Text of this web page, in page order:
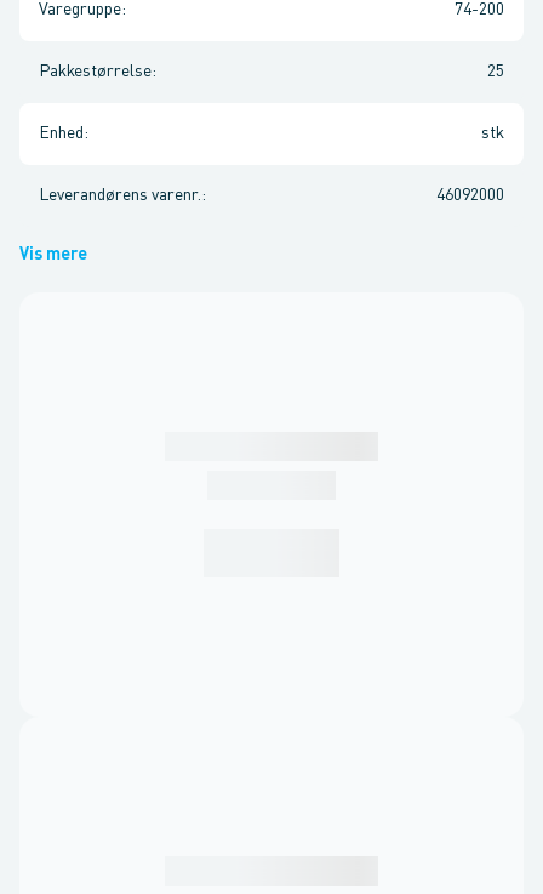
Varegruppe: 74-200
Pakkestørrelse: 25
Enhed : stk
Leverandørens varenr. : 46092000
Vis mere